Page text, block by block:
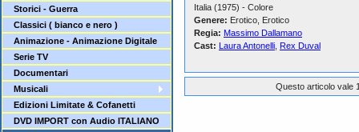
Storici - Guerra
Classici ( bianco e nero )
Animazione - Animazione Digitale
Serie TV
Documentari
Musicali
Edizioni Limitate & Cofanetti
DVD IMPORT con Audio ITALIANO
Italia (1975) - Colore
Genere: Erotico, Erotico
Regia: Massimo Dallamano
Cast: Laura Antonelli Rex Duval
Questo articolo vale